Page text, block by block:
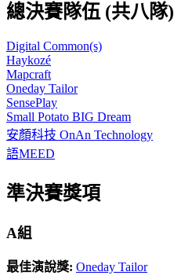
總決賽隊伍 (共八隊)
Digital Common(s)
Haykozé
Mapcraft
Oneday Tailor
SensePlay
Small Potato BIG Dream
安顏科技 OnAn Technology
語MEED
準決賽獎項
A組
最佳演說獎: Oneday Tailor